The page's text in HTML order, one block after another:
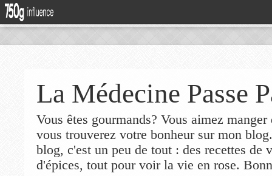
La Médecine Passe
Vous êtes gourmands? Vous aimez
vous trouverez votre bonheur sur mon
blog, c'est un peu de tout : des recettes de
d'épices, tout pour voir la vie en rose.